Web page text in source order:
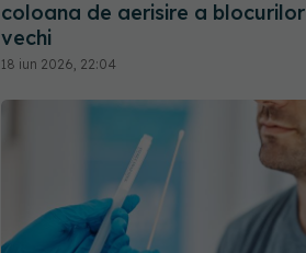
coloana de aerisire a blocurilor
vechi
18 iun 2026, 22:04